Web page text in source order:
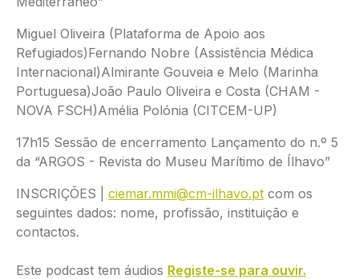
Miguel Oliveira (Plataforma de Apoio aos
Refugiados)Fernando Nobre (Assistência Médica
Internacional)Almirante Gouveia e Melo (Marinha
Portuguesa)João Paulo Oliveira e Costa (CHAM -
NOVA FSCH)Amélia Polónia (CITCEM-UP)
17h15 Sessão de encerramento Lançamento do n.º 5
da “ARGOS - Revista do Museu Marítimo de Ílhavo”
INSCRIÇÕES | ciemar.mmi@cm-ilhavo.pt com os
seguintes dados: nome, profissão, instituição e
contactos.
Este podcast tem áudios Registe-se para ouvir.